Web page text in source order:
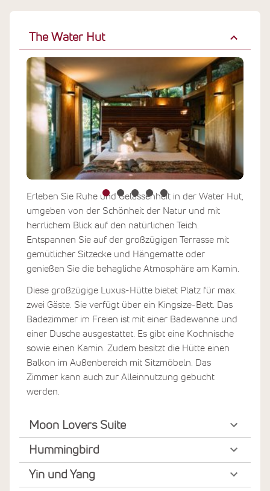
The Water Hut
Erleben Sie Ruhe und Gelassenheit in der Water Hut,
umgeben von der Schönheit der Natur und mit
herrlichem Blick auf den natürlichen Teich.
Entspannen Sie auf der großzügigen Terrasse mit
gemütlicher Sitzecke und Hängematte oder
genießen Sie die behagliche Atmosphäre am Kamin.
Diese großzügige Luxus-Hütte bietet Platz für max.
zwei Gäste. Sie verfügt über ein Kingsize-Bett. Das
Badezimmer im Freien ist mit einer Badewanne und
einer Dusche ausgestattet. Es gibt eine Kochnische
sowie einen Kamin. Zudem besitzt die Hütte einen
Balkon im Außenbereich mit Sitzmöbeln. Das
Zimmer kann auch zur Alleinnutzung gebucht
werden.
Moon Lovers Suite
Hummingbird
Yin und Yang